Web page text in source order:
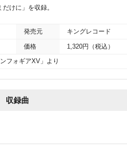
けに」を収録。
発売元 キングレコード
価格 1,320円（税込）
フォギアXV」より
収録曲